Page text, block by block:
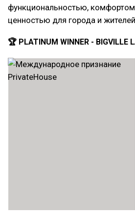
функциональностью,
ценностью для города и
🏆 PLATINUM WINNER - BIGVILLE